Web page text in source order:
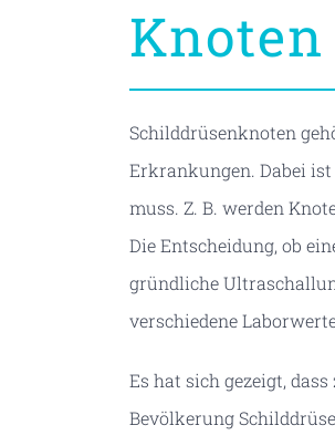
Schilddrüsenknoten
Erkrankungen. Dabei
muss. Z. B. werden
Die Entscheidung, ob
gründliche
verschiedene
Es hat sich gezeigt,
Bevölkerung